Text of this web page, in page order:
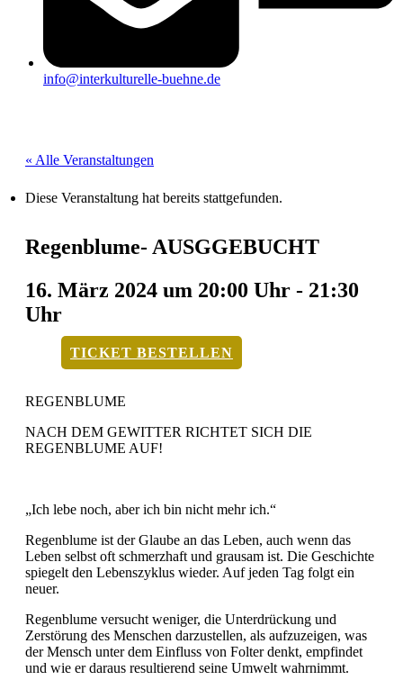
info@interkulturelle-buehne.de
« Alle Veranstaltungen
Diese Veranstaltung hat bereits stattgefunden.
Regenblume- AUSGGEBUCHT
16. März 2024 um 20:00 Uhr - 21:30
Uhr
TICKET BESTELLEN
REGENBLUME
NACH DEM GEWITTER RICHTET SICH DIE
REGENBLUME AUF!
„Ich lebe noch, aber ich bin nicht mehr ich.“
Regenblume ist der Glaube an das Leben, auch wenn das
Leben selbst oft schmerzhaft und grausam ist. Die Geschichte
spiegelt den Lebenszyklus wieder. Auf jeden Tag folgt ein
neuer.
Regenblume versucht weniger, die Unterdrückung und
Zerstörung des Menschen darzustellen, als aufzuzeigen, was
der Mensch unter dem Einfluss von Folter denkt, empfindet
und wie er daraus resultierend seine Umwelt wahrnimmt.